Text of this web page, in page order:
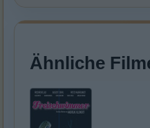
Ähnliche